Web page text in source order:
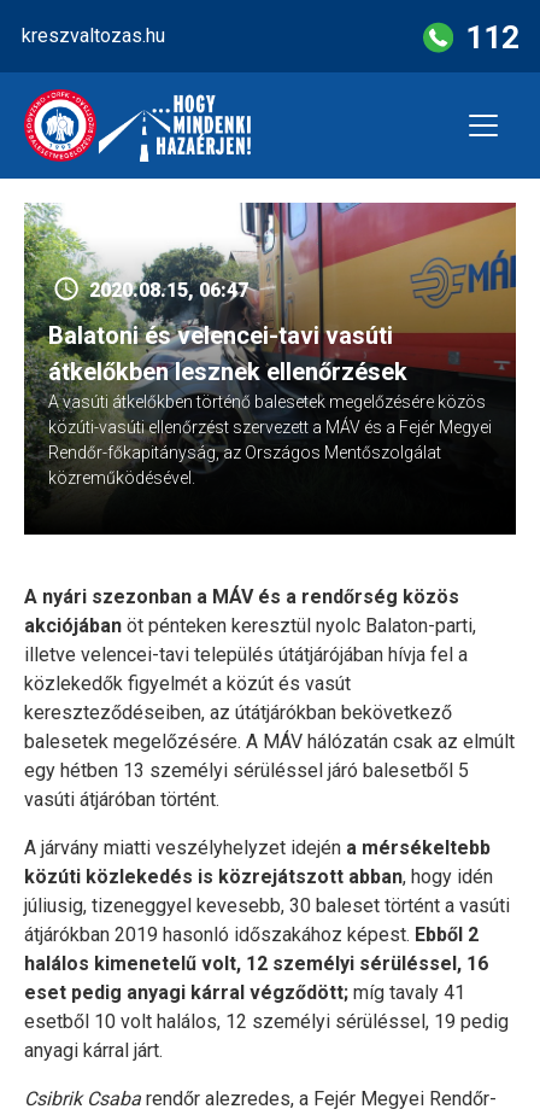
content
kreszvaltozas.hu 112
2020.08.15, 06:47
Balatoni és velencei-tavi vasúti
átkelőkben lesznek ellenőrzések
A vasúti átkelőkben történő balesetek megelőzésére közös
közúti-vasúti ellenőrzést szervezett a MÁV és a Fejér Megyei
Rendőr-főkapitányság, az Országos Mentőszolgálat
közreműködésével.
A nyári szezonban a MÁV és a rendőrség közös
akciójában öt pénteken keresztül nyolc Balaton-parti,
illetve velencei-tavi település útátjárójában hívja fel a
közlekedők figyelmét a közút és vasút
kereszteződéseiben, az útátjárókban bekövetkező
balesetek megelőzésére. A MÁV hálózatán csak az elmúlt
egy hétben 13 személyi sérüléssel járó balesetből 5
vasúti átjáróban történt.
A járvány miatti veszélyhelyzet idején a mérsékeltebb
közúti közlekedés is közrejátszott abban, hogy idén
júliusig, tizeneggyel kevesebb, 30 baleset történt a vasúti
átjárókban 2019 hasonló időszakához képest. Ebből 2
halálos kimenetelű volt, 12 személyi sérüléssel, 16
eset pedig anyagi kárral végződött; míg tavaly 41
esetből 10 volt halálos, 12 személyi sérüléssel, 19 pedig
anyagi kárral járt.
Csibrik Csaba rendőr alezredes, a Fejér Megyei Rendőr-